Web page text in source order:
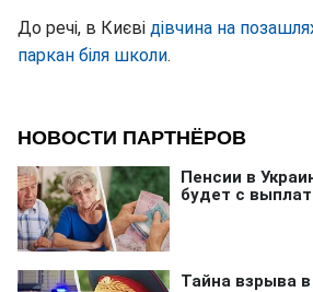
До речі, в Києві дівчина на
паркан біля школи.